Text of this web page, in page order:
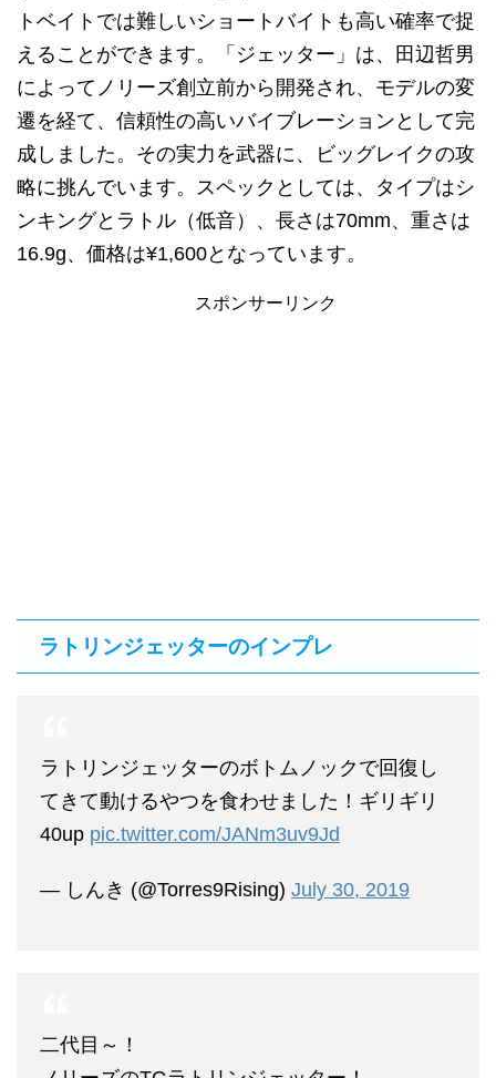
トベイトでは難しいショートバイトも高い確率で捉
えることができます。「ジェッター」は、田辺哲男
によってノリーズ創立前から開発され、モデルの変
遷を経て、信頼性の高いバイブレーションとして完
成しました。その実力を武器に、ビッグレイクの攻
略に挑んでいます。スペックとしては、タイプはシ
ンキングとラトル（低音）、長さは70mm、重さは
16.9g、価格は¥1,600となっています。
スポンサーリンク
ラトリンジェッターのインプレ
ラトリンジェッターのボトムノックで回復し
てきて動けるやつを食わせました！ギリギリ
40up pic.twitter.com/JANm3uv9Jd
— しんき (@Torres9Rising) July 30, 2019
二代目～！